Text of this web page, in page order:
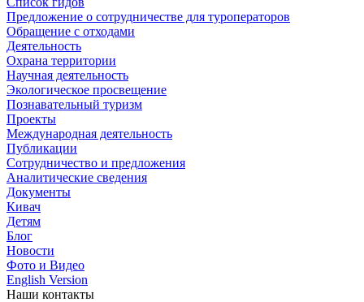
Предложение о сотрудничестве для туроператоров
Обращение с отходами
Деятельность
Охрана территории
Научная деятельность
Экологическое просвещение
Познавательный туризм
Проекты
Международная деятельность
Публикации
Сотрудничество и предложения
Аналитические сведения
Документы
Кивач
Детям
Блог
Новости
Фото и Видео
English Version
Наши контакты